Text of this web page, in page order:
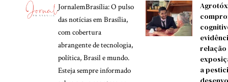
JornalemBrasília: O pulso
das notícias em Brasília,
com cobertura
abrangente de tecnologia,
política, Brasil e mundo.
Esteja sempre informado
a